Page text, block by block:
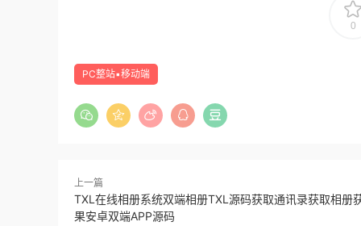
0
PC整站▪移动端
上一篇
TXL在线相册系统双端相册TXL源码获取通讯录获取相册
果安卓双端APP源码